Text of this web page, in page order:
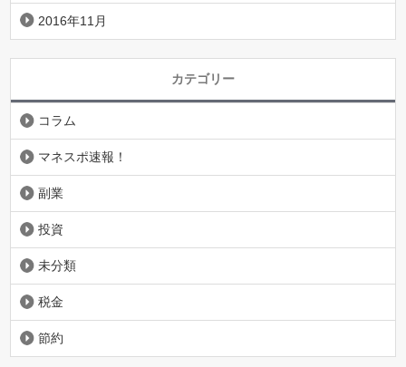
2016年11月
カテゴリー
コラム
マネスポ速報！
副業
投資
未分類
税金
節約